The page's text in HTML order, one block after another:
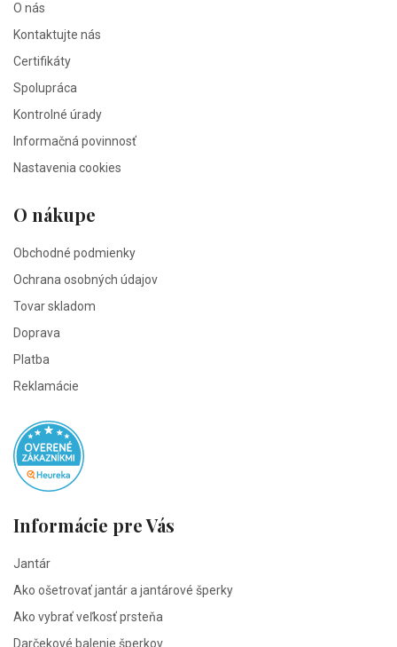
O nás
Kontaktujte nás
Certifikáty
Spolupráca
Kontrolné úrady
Informačná povinnosť
Nastavenia cookies
O nákupe
Obchodné podmienky
Ochrana osobných údajov
Tovar skladom
Doprava
Platba
Reklamácie
Informácie pre Vás
Jantár
Ako ošetrovať jantár a jantárové šperky
Ako vybrať veľkosť prsteňa
Darčekové balenie šperkov